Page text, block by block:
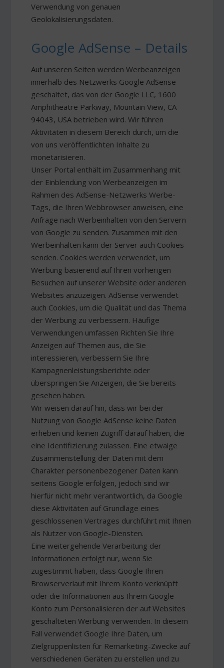
Verwendung von genauen
Geolokalisierungsdaten.
Google AdSense – Details
Auf unseren Seiten werden Werbeanzeigen
innerhalb des Netzwerks Google AdSense
geschaltet, das von der Google LLC, 1600
Amphitheatre Parkway, Mountain View, CA
94043, USA betrieben wird. Wir führen
Aktivitäten in diesem Bereich durch, um die
von uns veröffentlichten Inhalte zu
monetarisieren.
Unser Portal enthält im Zusammenhang mit
der Einblendung von Werbeanzeigen im
Rahmen des AdSense-Netzwerks Werbe-
Tags, die Ihren Webbrowser anweisen, eine
Anfrage nach Werbeinhalten von den Servern
von Google zu senden. Zusammen mit den
Werbeinhalten kann der Server auch Cookies
senden. Cookies werden verwendet, um
Werbung basierend auf Ihren vorherigen
Besuchen auf unserer Website oder anderen
Websites anzuzeigen. AdSense verwendet
auch Cookies, um die Qualität und das Thema
der Werbung zu verbessern. Häufige
Verwendungen umfassen Richten Sie Ihre
Anzeigen auf Themen aus, die Sie
interessieren, verbessern Sie Ihre
Kampagnenleistungsberichte oder
überspringen Sie Anzeigen, die Sie bereits
gesehen haben.
Wir weisen darauf hin, dass wir bei der
Nutzung von Google AdSense keine Daten
erheben und keinen Zugriff darauf haben, die
eine Identifizierung zulassen. Eine etwaige
Zusammenstellung der Daten mit dem
Charakter personenbezogener Daten kann
seitens Google erfolgen, jedoch sind wir
hierfür nicht mehr verantwortlich, da Google
diese Aktivitäten auf Grundlage eines
geschlossenen Vertrages durchführt mit Ihnen
als Nutzer von Google-Diensten.
Eine weitergehende Verarbeitung der
Informationen erfolgt nur, wenn Sie
zugestimmt haben, dass Google Ihren
Browserverlauf mit Ihrem Konto verknüpft
oder die Informationen aus Ihrem Google-
Konto zum Personalisieren der auf Websites
geschalteten Werbung verwenden. In diesem
Fall verwendet Google Ihre Daten, um
Zielgruppenlisten für Remarketing-Zwecke auf
verschiedenen Geräten zu erstellen und zu